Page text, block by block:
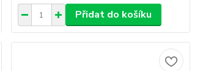
Přidat do košíku